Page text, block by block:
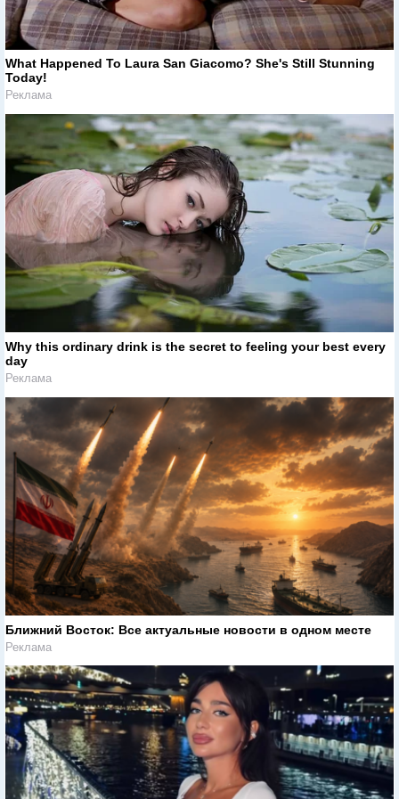
What Happened To Laura San Giacomo? She's Still Stunning
Today!
Реклама
Why this ordinary drink is the secret to feeling your best every
day
Реклама
Ближний Восток: Все актуальные новости в одном месте